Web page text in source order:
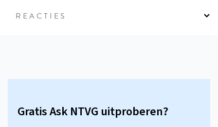
REACTIES
Gratis Ask NTVG uitproberen?